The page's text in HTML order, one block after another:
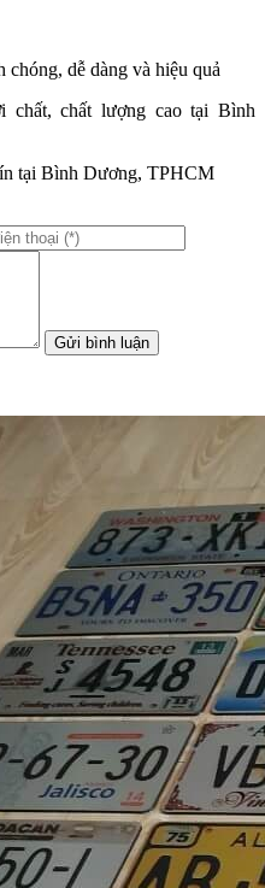
chóng, dễ dàng và hiệu quả
chất, chất lượng cao tại Bình
tại Bình Dương, TPHCM
Gửi bình luận